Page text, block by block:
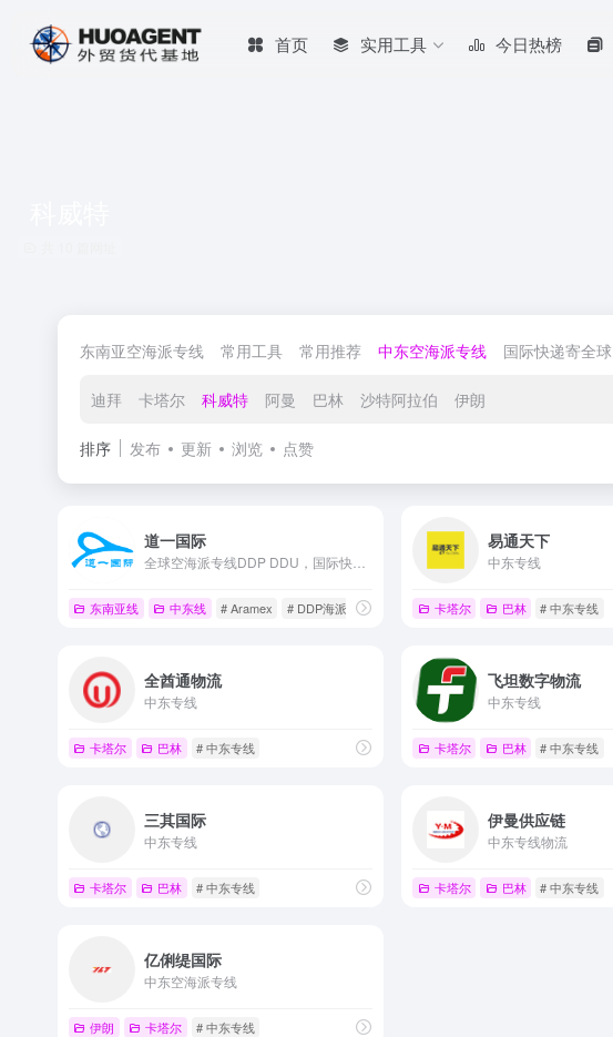
首页 实用工具 今日热榜
东南亚空海派专线 常用工具 常用推荐 中东空海派专线 国际快递寄全球
迪拜 卡塔尔 科威特 阿曼 巴林 沙特阿拉伯 伊朗
排序 发布 更新 浏览 点赞
道一国际
东南亚线 中东线 # Aramex # DDP海派 # DDP空派
易通天下
中东专线
卡塔尔 巴林 # 中东专线
全酋通物流
中东专线
卡塔尔 巴林 # 中东专线
飞坦数字物流
中东专线
卡塔尔 巴林 # 中东专线
三其国际
中东专线
卡塔尔 巴林 # 中东专线
伊曼供应链
中东专线物流
卡塔尔 巴林 # 中东专线
亿俐缇国际
中东空海派专线
伊朗 卡塔尔 # 中东专线